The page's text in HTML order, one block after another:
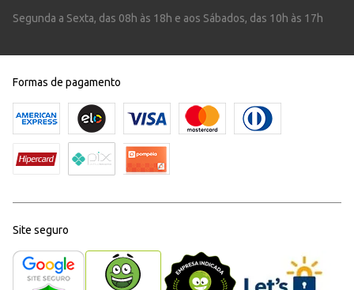
Segunda a Sexta, das 08h às 18h e aos Sábados, das 10h às 17h
Formas de pagamento
Site seguro